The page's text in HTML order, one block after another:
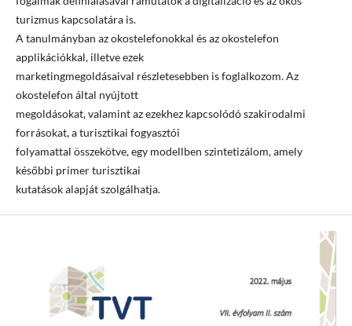
turizmus kapcsolatára is.
A tanulmányban az okostelefonokkal és az okostelefon
applikációkkal, illetve ezek
marketingmegoldásaival részletesebben is foglalkozom. Az
okostelefon által nyújtott
megoldásokat, valamint az ezekhez kapcsolódó szakirodalmi
forrásokat, a turisztikai fogyasztói
folyamattal összekötve, egy modellben szintetizálom, amely
későbbi primer turisztikai
kutatások alapját szolgálhatja.